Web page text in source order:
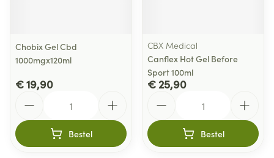
Chobix Gel Cbd
1000mgx120ml
€ 19,90
Bestel
CBX Medical
Canflex Hot Gel Before
Sport 100ml
€ 25,90
Bestel